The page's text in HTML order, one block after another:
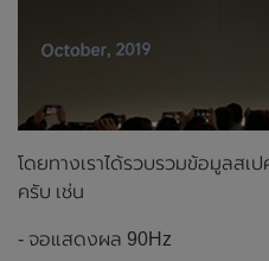
โดยทางเราได้รวบรวมข้อมูลส
ครับ เช่น
- จอแสดงผล 90Hz